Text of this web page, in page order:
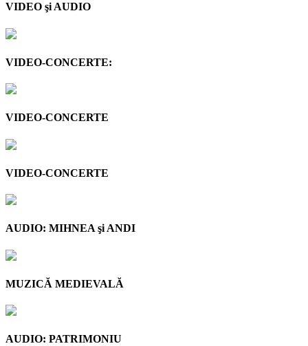
VIDEO şi AUDIO
VIDEO-CONCERTE:
VIDEO-CONCERTE
VIDEO-CONCERTE
AUDIO: MIHNEA şi ANDI
MUZICĂ MEDIEVALĂ
AUDIO: PATRIMONIU